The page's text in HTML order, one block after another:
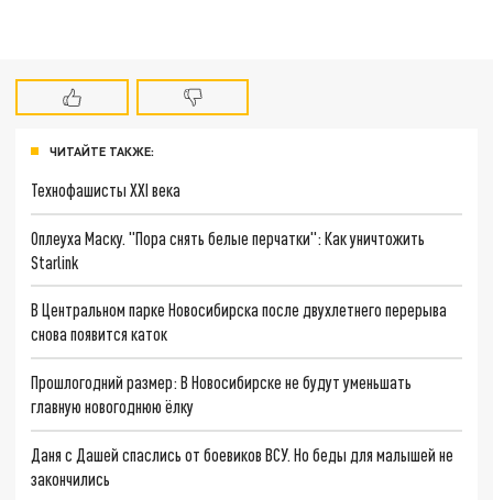
ЧИТАЙТЕ ТАКЖЕ:
Технофашисты XXI века
Оплеуха Маску. "Пора снять белые перчатки": Как уничтожить
Starlink
В Центральном парке Новосибирска после двухлетнего перерыва
снова появится каток
Прошлогодний размер: В Новосибирске не будут уменьшать
главную новогоднюю ёлку
Даня с Дашей спаслись от боевиков ВСУ. Но беды для малышей не
закончились